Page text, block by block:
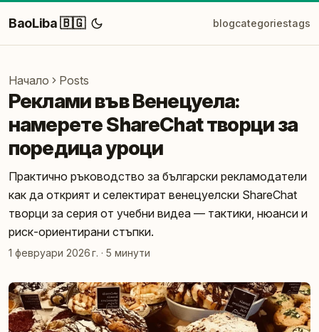
BaoLiba 🇧🇬 blogcategoriestags
Начало Posts
Реклами във Венецуела:
намерете ShareChat творци за
поредица уроци
Практично ръководство за български рекламодатели
как да открият и селектират венецуелски ShareChat
творци за серия от учебни видеа — тактики, нюанси и
риск-ориентирани стъпки.
1 февруари 2026 г. · 5 минути